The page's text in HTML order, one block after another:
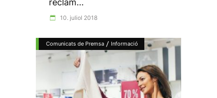
reclam...
10. juliol 2018
Comunicats de Premsa / Informació